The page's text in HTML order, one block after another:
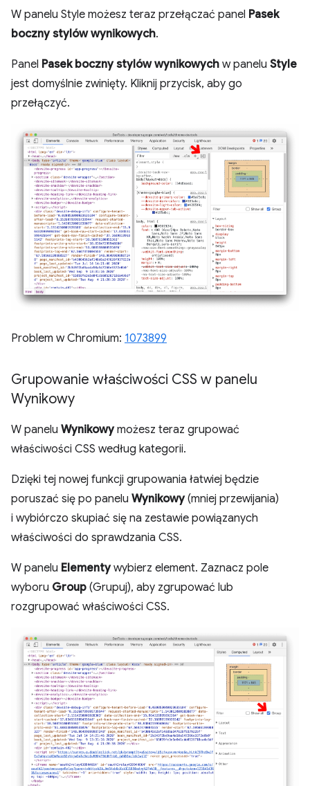
W panelu Style możesz teraz przełączać panel Pasek
boczny stylów wynikowych.
Panel Pasek boczny stylów wynikowych w panelu Style
jest domyślnie zwinięty. Kliknij przycisk, aby go
przełączyć.
Problem w Chromium: 1073899
Grupowanie właściwości CSS w panelu
Wynikowy
W panelu Wynikowymożesz teraz grupować
właściwości CSS według kategorii.
Dzięki tej nowej funkcji grupowania łatwiej będzie
poruszać się po panelu Wynikowy(mniej przewijania)
i wybiórczo skupiać się na zestawie powiązanych
właściwości do sprawdzania CSS.
W panelu Elementywybierz element. Zaznacz pole
wyboru Group (Grupuj), aby zgrupować lub
rozgrupować właściwości CSS.